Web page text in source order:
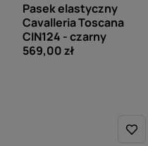
Pasek elastyczny
Cavalleria Toscana
CIN124 - czarny
569,00 zł